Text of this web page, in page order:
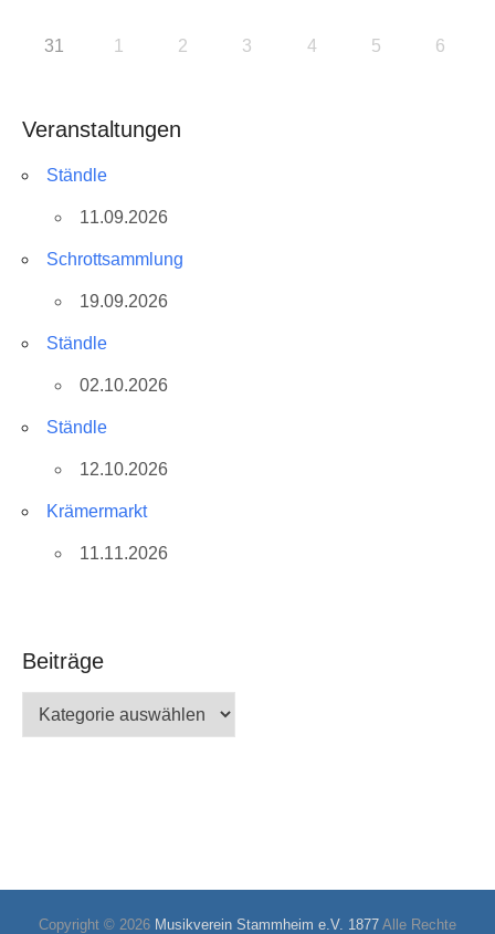
31 1 2 3 4 5 6
Veranstaltungen
Ständle
11.09.2026
Schrottsammlung
19.09.2026
Ständle
02.10.2026
Ständle
12.10.2026
Krämermarkt
11.11.2026
Beiträge
Beiträge
Copyright © 2026 Musikverein Stammheim e.V. 1877 Alle Rechte